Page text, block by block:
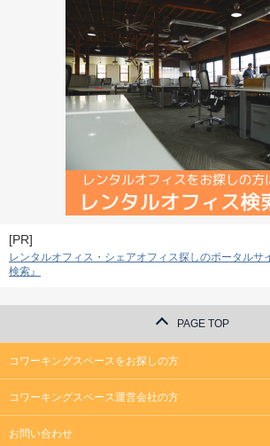
[PR]
レンタルオフィス・シェアオフィス探しのポータルサ
検索』
PAGE TOP
コワーキングスペースをお探しの方
コワーキングスペース運営会社の方
お問い合わせ